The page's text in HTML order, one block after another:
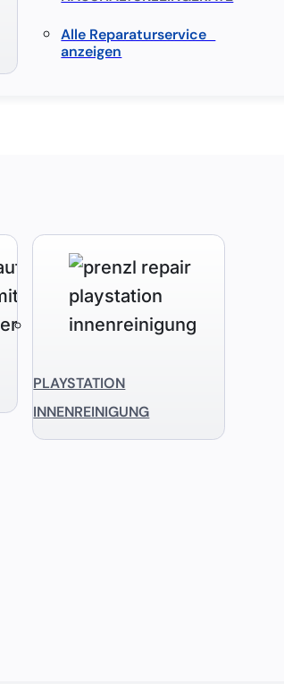
Alle Reparaturservice
anzeigen
PLAYSTATION
INNENREINIGUNG